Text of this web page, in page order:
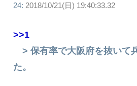
24: 2018/10/21(日) 19:40:33.32
>>1
> 保有率で大阪府を抜いて
た。